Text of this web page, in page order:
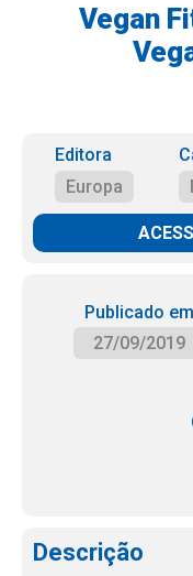
Vegan
Editora
Europa
Publicado em
27/09/2019
Descrição